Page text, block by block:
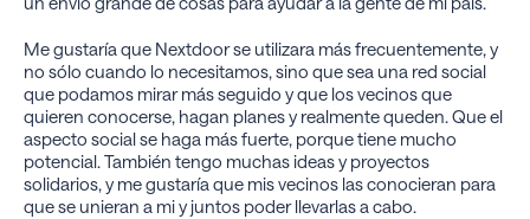
Me gustaría que Nextdoor se utilizara más frecuentemente, y
no sólo cuando lo necesitamos, sino que sea una red social
que podamos mirar más seguido y que los vecinos que
quieren conocerse, hagan planes y realmente queden. Que el
aspecto social se haga más fuerte, porque tiene mucho
potencial. También tengo muchas ideas y proyectos
solidarios, y me gustaría que mis vecinos las conocieran para
que se unieran a mi y juntos poder llevarlas a cabo.